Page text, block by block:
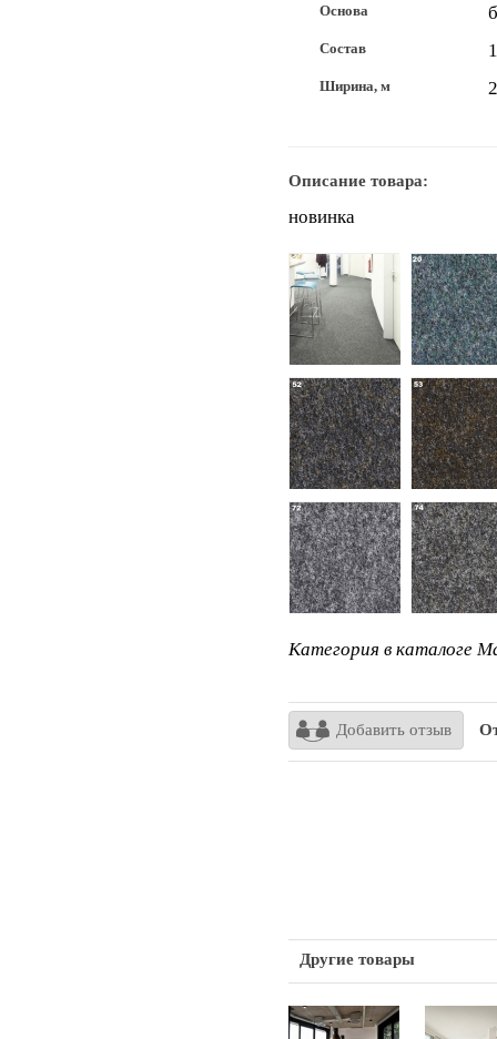
Основа
Состав
Ширина, м
Описание товара:
новинка
Категория в каталоге
Добавить отзыв
Другие товары